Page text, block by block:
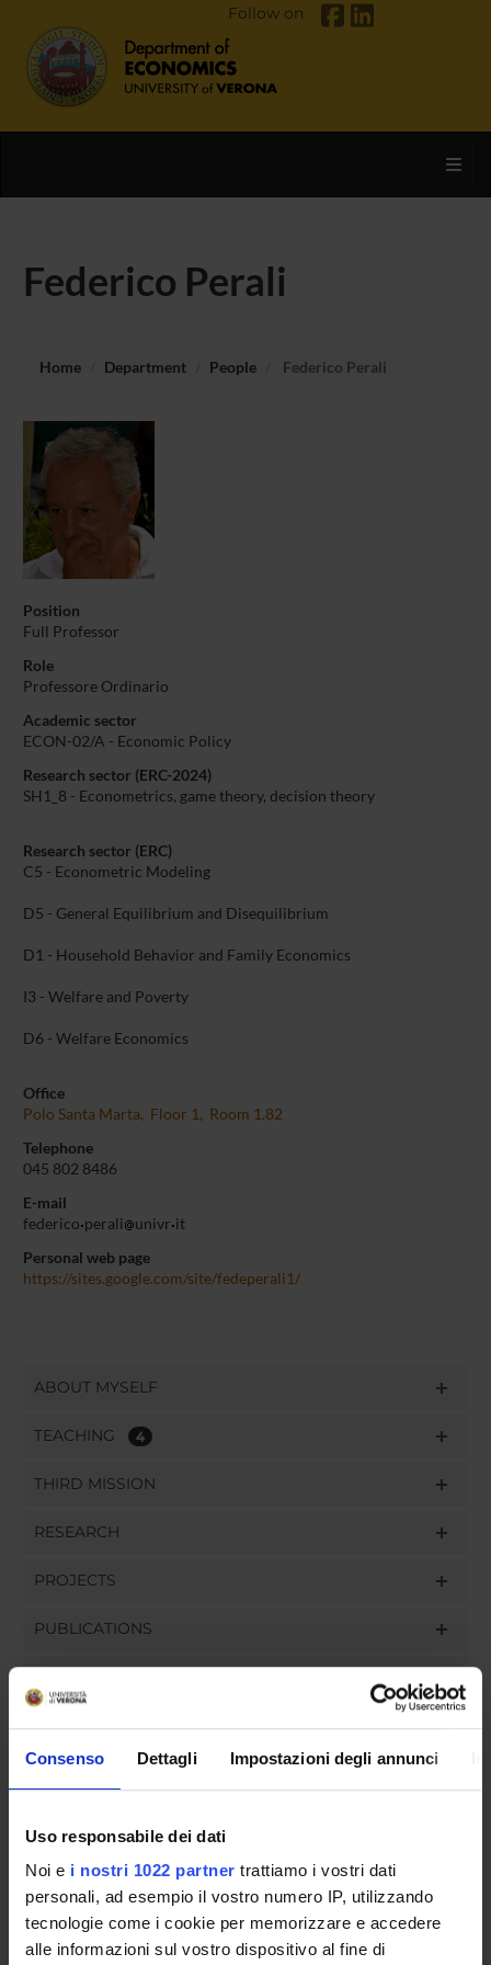
Consenso Dettagli Impostazioni degli annunci
Uso responsabile dei dati
Noi e i nostri 1022 partner trattiamo i vostri dati
personali, ad esempio il vostro numero IP, utilizzando
tecnologie come i cookie per memorizzare e accedere
alle informazioni sul vostro dispositivo al fine di
Follow on
Federico Perali
Home Department People Federico Perali
Position
Full Professor
Role
Professore Ordinario
Academic sector
ECON-02/A - Economic Policy
Research sector (ERC-2024)
SH1_8 - Econometrics, game theory, decision theory
Research sector (ERC)
C5 - Econometric Modeling
D5 - General Equilibrium and Disequilibrium
D1 - Household Behavior and Family Economics
I3 - Welfare and Poverty
D6 - Welfare Economics
Office
Polo Santa Marta, Floor 1, Room 1.82
Telephone
045 802 8486
E-mail
federico perali univr it
Personal web page
https://sites.google.com/site/fedeperali1/
ABOUT MYSELF
TEACHING 4
THIRD MISSION
RESEARCH
PROJECTS
PUBLICATIONS
ORGANISATION
GOVERNANCE
COMMITTEES
DEPARTMENT ADMINISTRATION OFFICES